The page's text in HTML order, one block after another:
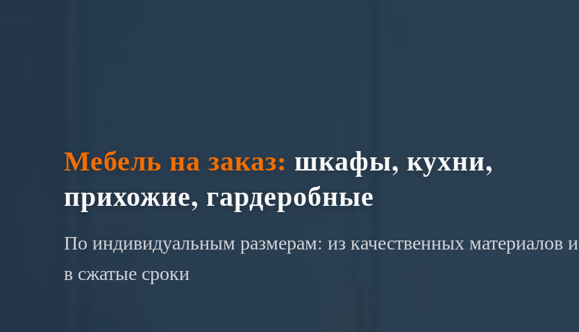
Мебель на заказ: шкафы, кухни,
прихожие, гардеробные
По индивидуальным размерам: из качественных материалов и
в сжатые сроки